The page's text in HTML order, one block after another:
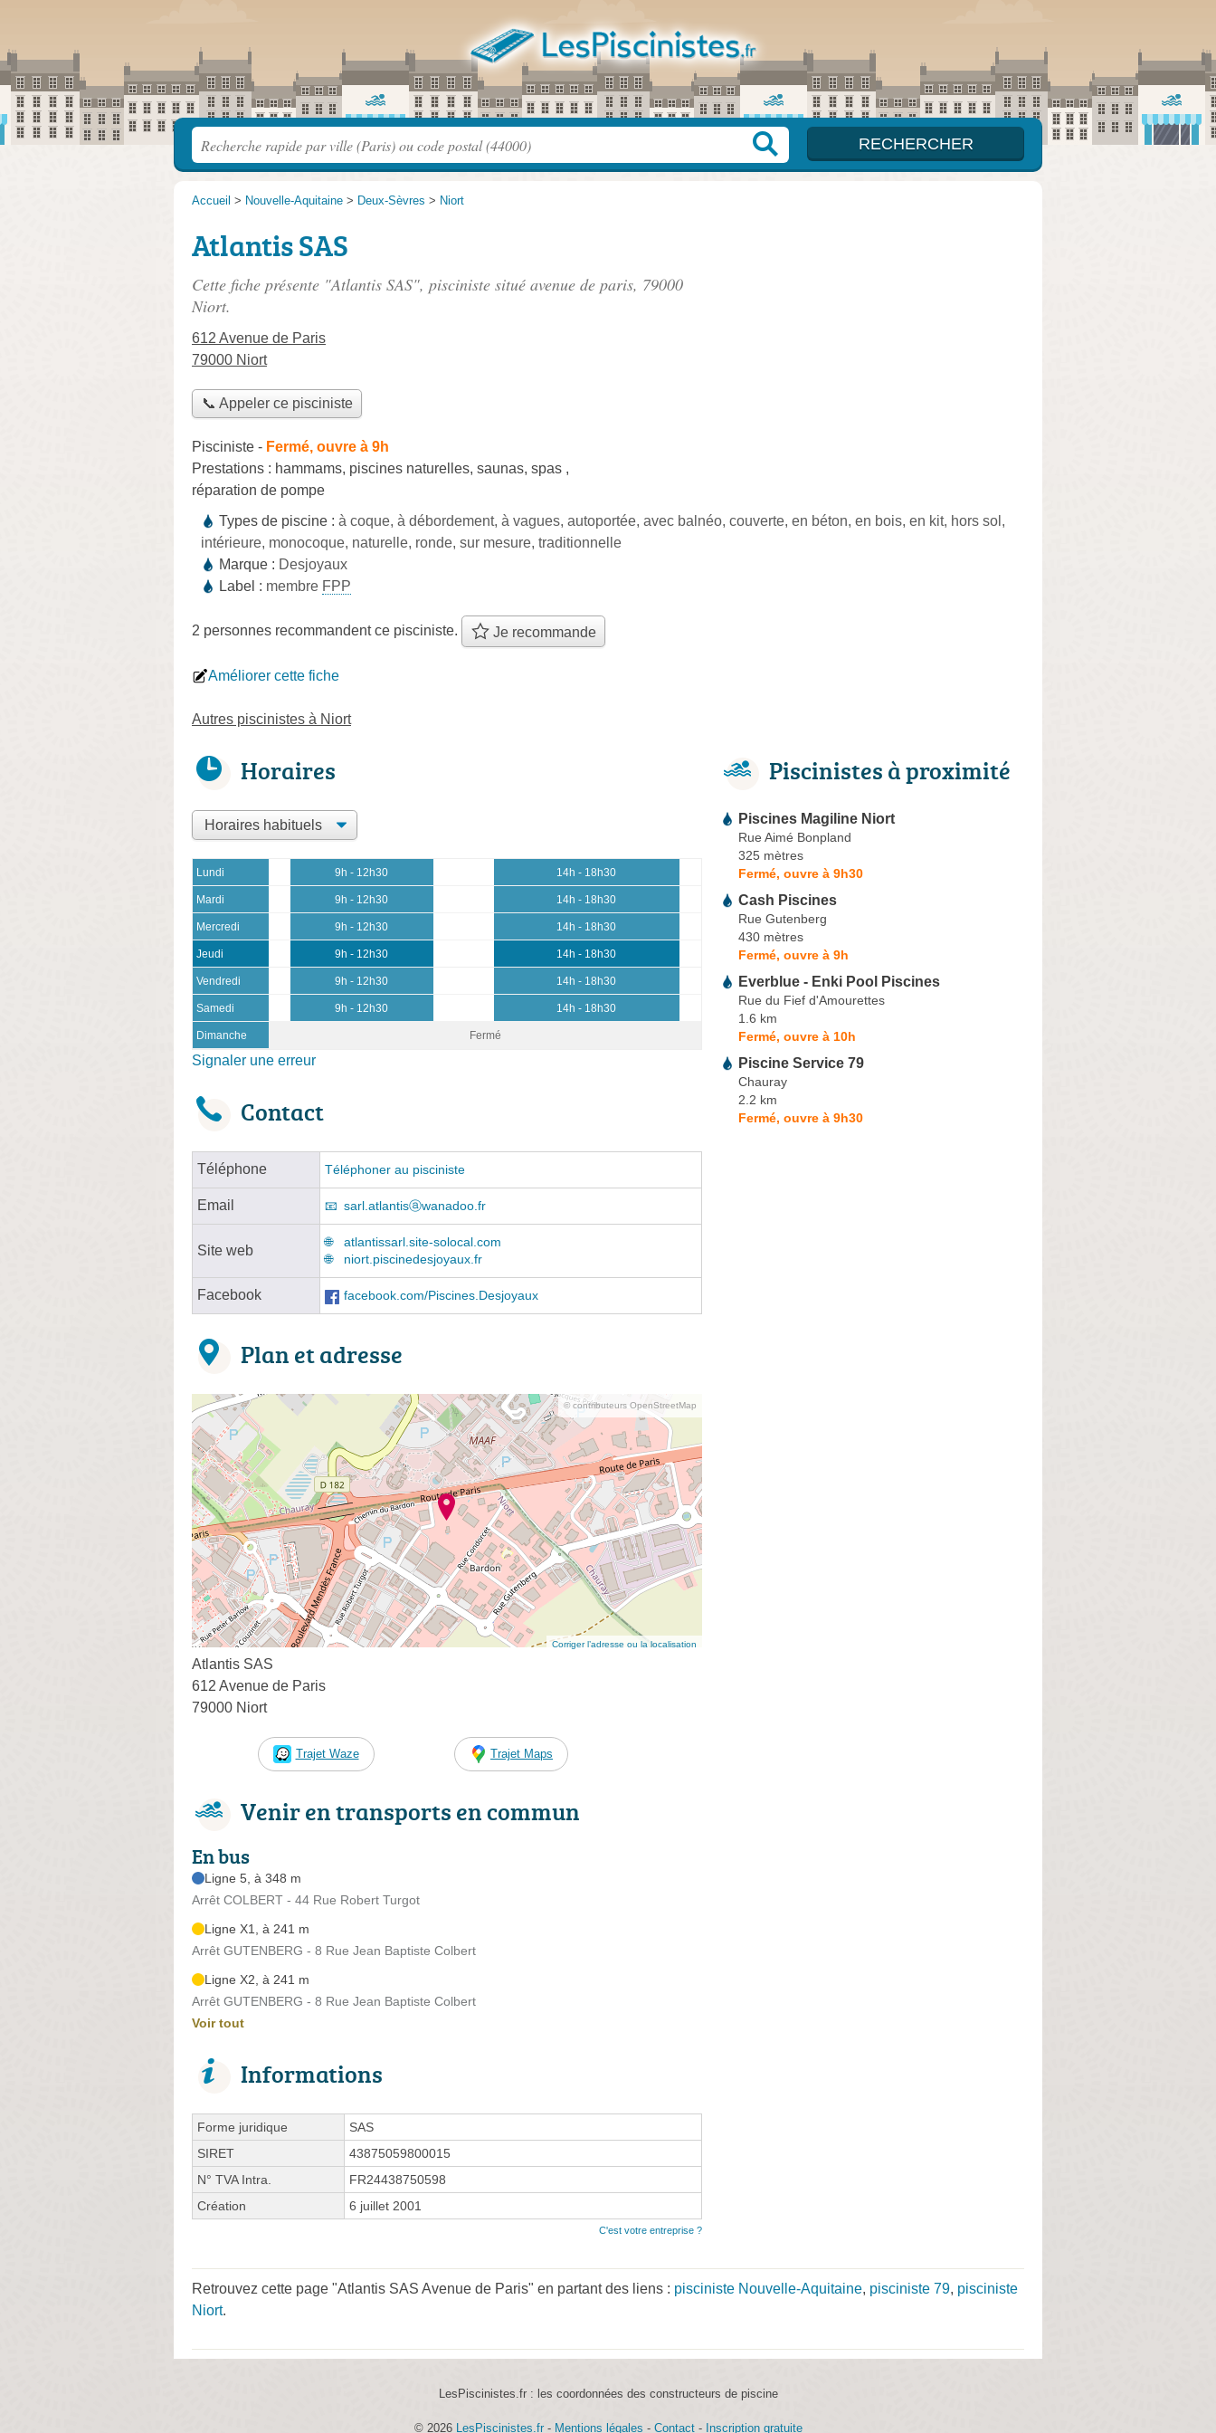
Accueil > Nouvelle-Aquitaine > Deux-Sèvres > Niort
Atlantis SAS
Cette fiche présente "Atlantis SAS", pisciniste situé avenue de paris, 79000
Niort.
612 Avenue de Paris
79000 Niort
📞 Appeler ce pisciniste
Pisciniste - Fermé, ouvre à 9h
Prestations : hammams, piscines naturelles, saunas, spas ,
réparation de pompe
Types de piscine : à coque, à débordement, à vagues, autoportée, avec balnéo, couverte, en béton, en bois, en kit, hors sol,
intérieure, monocoque, naturelle, ronde, sur mesure, traditionnelle
Marque : Desjoyaux
Label : membre FPP
2 personnes recommandentce pisciniste. Je recommande
Améliorer cette fiche
Autres piscinistes à Niort
Horaires
Lundi 9h - 12h30 14h - 18h30
Mardi 9h - 12h30 14h - 18h30
Mercredi 9h - 12h30 14h - 18h30
Jeudi 9h - 12h30 14h - 18h30
Vendredi 9h - 12h30 14h - 18h30
Samedi 9h - 12h30 14h - 18h30
Dimanche Fermé
Signaler une erreur
Contact
Téléphone Téléphoner au pisciniste
Email sarl.atlantisⓐwanadoo.fr
Site web
atlantissarl.site-solocal.com
niort.piscinedesjoyaux.fr
Facebook facebook.com/Piscines.Desjoyaux
Plan et adresse
© contributeurs OpenStreetMap
Corriger l’adresse ou la localisation
Atlantis SAS
612 Avenue de Paris
79000 Niort
Trajet Waze Trajet Maps
Venir en transports en commun
En bus
Ligne 5, à 348 m
Arrêt COLBERT - 44 Rue Robert Turgot
Ligne X1, à 241 m
Arrêt GUTENBERG - 8 Rue Jean Baptiste Colbert
Ligne X2, à 241 m
Arrêt GUTENBERG - 8 Rue Jean Baptiste Colbert
Voir tout
Informations
Forme juridique
SAS
SIRET
43875059800015
N° TVA Intra.
FR24438750598
Création
6 juillet 2001
C'est votre entreprise ?
Piscinistes à proximité
Piscines Magiline Niort
Rue Aimé Bonpland
325 mètres
Fermé, ouvre à 9h30
Cash Piscines
Rue Gutenberg
430 mètres
Fermé, ouvre à 9h
Everblue - Enki Pool Piscines
Rue du Fief d'Amourettes
1.6 km
Fermé, ouvre à 10h
Piscine Service 79
Chauray
2.2 km
Fermé, ouvre à 9h30
Retrouvez cette page "Atlantis SAS Avenue de Paris" en partant des liens : pisciniste Nouvelle-Aquitaine, pisciniste 79, pisciniste
Niort.
LesPiscinistes.fr : les coordonnées des constructeurs de piscine
© 2026 LesPiscinistes.fr - Mentions légales - Contact- Inscription gratuite